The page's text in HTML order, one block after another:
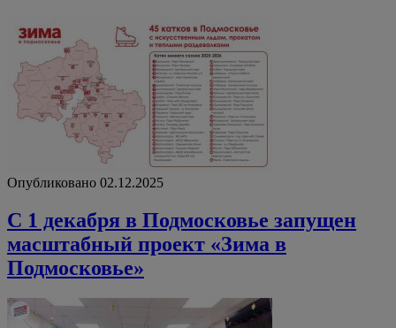
Опубликовано 02.12.2025
С 1 декабря в Подмосковье запущен
масштабный проект «Зима в
Подмосковье»